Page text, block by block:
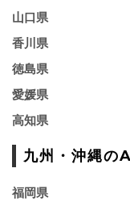
山口県
香川県
徳島県
愛媛県
高知県
九州・沖縄の
福岡県